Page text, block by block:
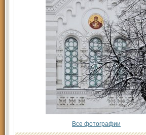
Все фотографии